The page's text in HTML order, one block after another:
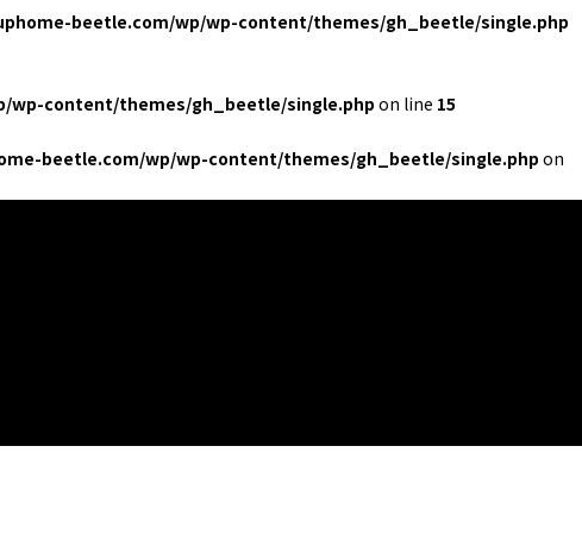
beetle.com/wp/wp-content/themes/gh_beetle/single.php
wp-content/themes/gh_beetle/single.php on line 15
beetle.com/wp/wp-content/themes/gh_beetle/single.php on